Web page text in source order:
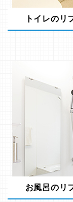
トイレのリ
お風呂のリ